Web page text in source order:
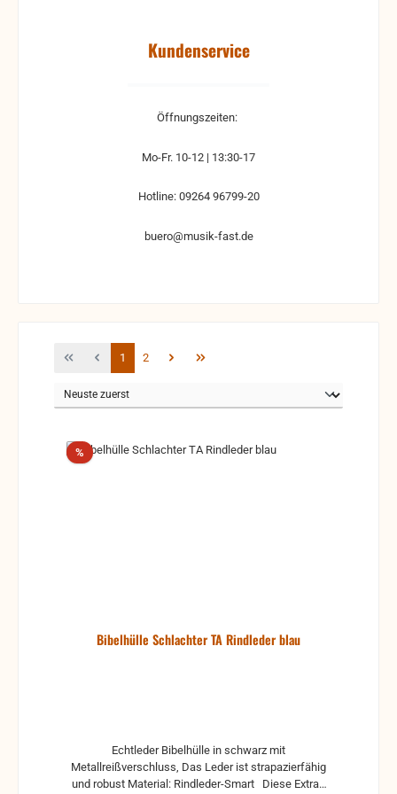
Kundenservice
Öffnungszeiten:
Mo-Fr. 10-12 | 13:30-17
Hotline: 09264 96799-20
buero@musik-fast.de
Seite
1 Seite
2
%Rabatt
Bibelhülle Schlachter TA Rindleder blau
Echtleder Bibelhülle in schwarz mit
Metallreißverschluss, Das Leder ist strapazierfähig
und robust Material: Rindleder-Smart Diese Extras